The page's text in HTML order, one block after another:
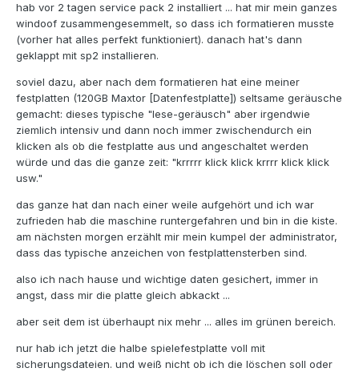
hab vor 2 tagen service pack 2 installiert ... hat mir mein ganzes
windoof zusammengesemmelt, so dass ich formatieren musste
(vorher hat alles perfekt funktioniert). danach hat's dann
geklappt mit sp2 installieren.
soviel dazu, aber nach dem formatieren hat eine meiner
festplatten (120GB Maxtor [Datenfestplatte]) seltsame geräusche
gemacht: dieses typische "lese-geräusch" aber irgendwie
ziemlich intensiv und dann noch immer zwischendurch ein
klicken als ob die festplatte aus und angeschaltet werden
würde und das die ganze zeit: "krrrrr klick klick krrrr klick klick
usw."
das ganze hat dan nach einer weile aufgehört und ich war
zufrieden hab die maschine runtergefahren und bin in die kiste.
am nächsten morgen erzählt mir mein kumpel der administrator,
dass das typische anzeichen von festplattensterben sind.
also ich nach hause und wichtige daten gesichert, immer in
angst, dass mir die platte gleich abkackt ...
aber seit dem ist überhaupt nix mehr ... alles im grünen bereich.
nur hab ich jetzt die halbe spielefestplatte voll mit
sicherungsdateien. und weiß nicht ob ich die löschen soll oder